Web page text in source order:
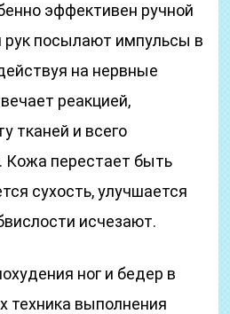
эффективен ручной
посылают импульсы в
на нервные
реакцией,
тканей и всего
Кожа перестает быть
сухость, улучшается
исчезают.
ног и бедер в
техника выполнения